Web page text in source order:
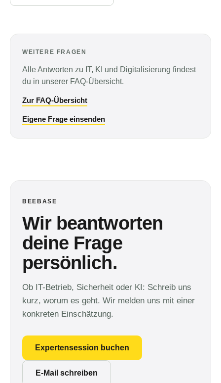
WEITERE FRAGEN
Alle Antworten zu IT, KI und Digitalisierung findest
du in unserer FAQ-Übersicht.
Zur FAQ-Übersicht
Eigene Frage einsenden
BEEBASE
Wir beantworten
deine Frage
persönlich.
Ob IT-Betrieb, Sicherheit oder KI: Schreib uns
kurz, worum es geht. Wir melden uns mit einer
konkreten Einschätzung.
Expertensession buchen
E-Mail schreiben